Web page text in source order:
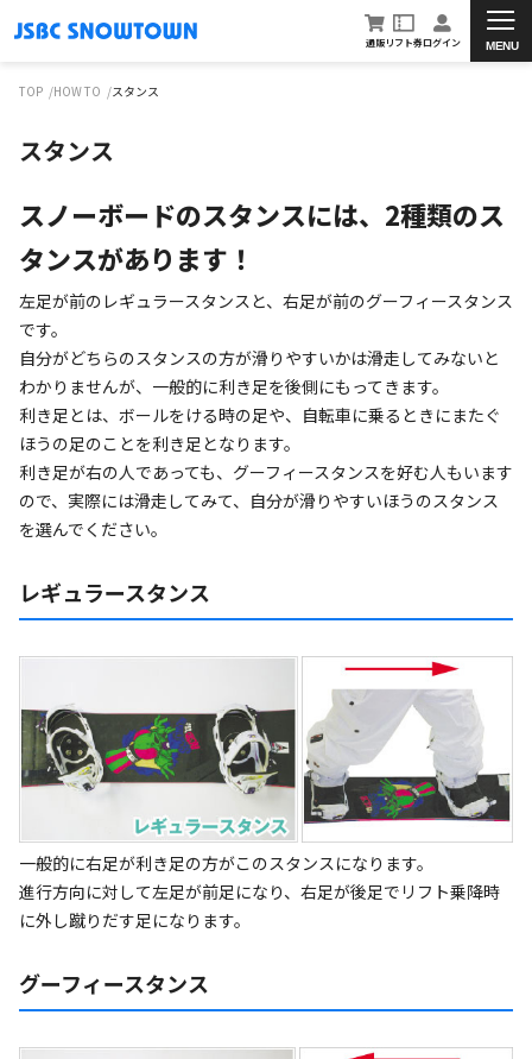
MENU
通販 リフト券ログイン
TOP HOW TO スタンス
スタンス
スノーボードのスタンスには、2種類のス
タンスがあります！
左足が前のレギュラースタンスと、右足が前のグーフィースタンス
です。
自分がどちらのスタンスの方が滑りやすいかは滑走してみないと
わかりませんが、一般的に利き足を後側にもってきます。
利き足とは、ボールをける時の足や、自転車に乗るときにまたぐ
ほうの足のことを利き足となります。
利き足が右の人であっても、グーフィースタンスを好む人もいます
ので、実際には滑走してみて、自分が滑りやすいほうのスタンス
を選んでください。
レギュラースタンス
一般的に右足が利き足の方がこのスタンスになります。
進行方向に対して左足が前足になり、右足が後足でリフト乗降時
に外し蹴りだす足になります。
グーフィースタンス